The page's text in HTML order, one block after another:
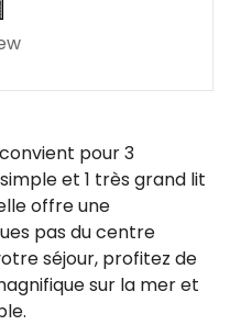
pour 3
et 1 très grand lit
offre une
pas du centre
séjour, profitez de
sur la mer et